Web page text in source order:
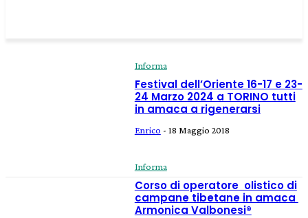
Informa
Festival dell’Oriente 16-17 e 23-
24 Marzo 2024 a TORINO tutti
in amaca a rigenerarsi
Enrico - 18 Maggio 2018
Informa
Corso di operatore olistico di
campane tibetane in amaca
Armonica Valbonesi®